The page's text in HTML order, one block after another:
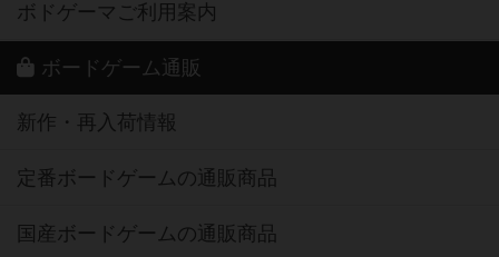
ボドゲーマご利用案内
ボードゲーム通販
新作・再入荷情報
定番ボードゲームの通販商品
国産ボードゲームの通販商品